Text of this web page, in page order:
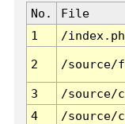
No. File
1
/
2 /source/
3 /source/
4
/source/